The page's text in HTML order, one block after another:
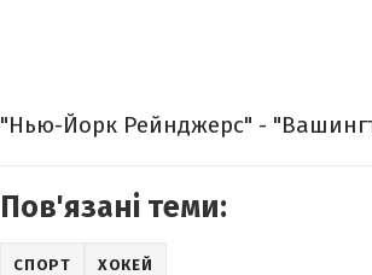
"Нью-Йорк Рейнджерс" -
Пов'язані теми:
СПОРТ ХОКЕЙ